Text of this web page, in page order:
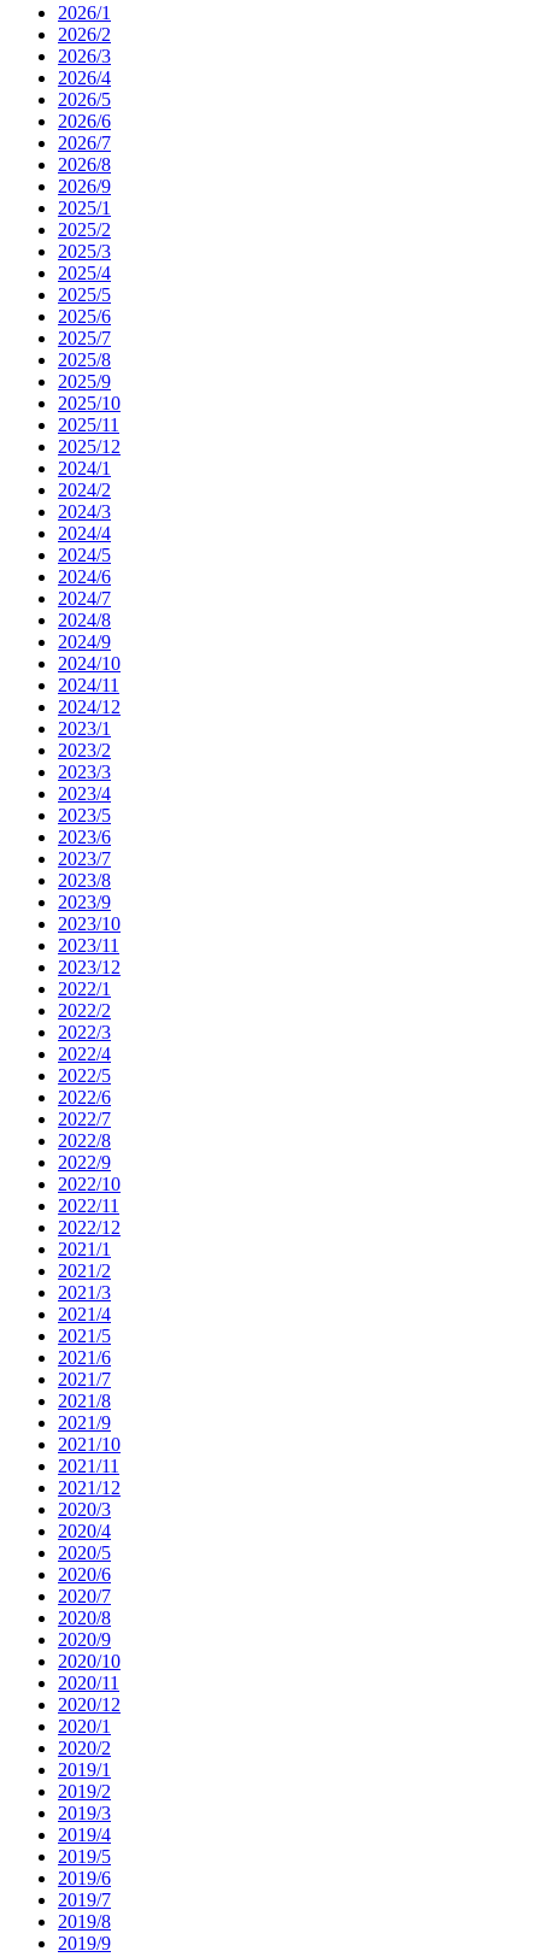
2026/1
2026/2
2026/3
2026/4
2026/5
2026/6
2026/7
2026/8
2026/9
2025/1
2025/2
2025/3
2025/4
2025/5
2025/6
2025/7
2025/8
2025/9
2025/10
2025/11
2025/12
2024/1
2024/2
2024/3
2024/4
2024/5
2024/6
2024/7
2024/8
2024/9
2024/10
2024/11
2024/12
2023/1
2023/2
2023/3
2023/4
2023/5
2023/6
2023/7
2023/8
2023/9
2023/10
2023/11
2023/12
2022/1
2022/2
2022/3
2022/4
2022/5
2022/6
2022/7
2022/8
2022/9
2022/10
2022/11
2022/12
2021/1
2021/2
2021/3
2021/4
2021/5
2021/6
2021/7
2021/8
2021/9
2021/10
2021/11
2021/12
2020/3
2020/4
2020/5
2020/6
2020/7
2020/8
2020/9
2020/10
2020/11
2020/12
2020/1
2020/2
2019/1
2019/2
2019/3
2019/4
2019/5
2019/6
2019/7
2019/8
2019/9